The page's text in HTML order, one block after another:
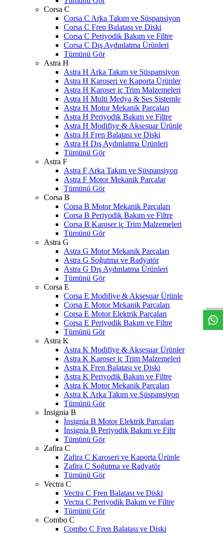
Corsa C
Corsa C Arka Takım ve Süspansiyon
Corsa C Fren Balatası ve Diski
Corsa C Periyodik Bakım ve Filtre
Corsa C Dış Aydınlatma Ürünleri
Tümünü Gör
Astra H
Astra H Arka Takım ve Süspansiyon
Astra H Karoseri ve Kaporta Ürünler
Astra H Karoser iç Trim Malzemeleri
Astra H Multi Medya & Ses Sistemle
Astra H Motor Mekanik Parçaları
Astra H Periyodik Bakım ve Filtre
Astra H Modifiye & Aksesuar Ürünle
Astra H Fren Balatası ve Diski
Astra H Dış Aydınlatma Ürünleri
Tümünü Gör
Astra F
Astra F Arka Takım ve Süspansiyon
Astra F Motor Mekanik Parçalar
Tümünü Gör
Corsa B
Corsa B Motor Mekanik Parçaları
Corsa B Periyodik Bakım ve Filtre
Corsa B Karoser iç Trim Malzemeleri
Tümünü Gör
Astra G
Astra G Motor Mekanik Parçaları
Astra G Soğutma ve Radyatör
Astra G Dış Aydınlatma Ürünleri
Tümünü Gör
Corsa E
Corsa E Modifiye & Aksesuar Ürünle
Corsa E Motor Mekanik Parçaları
Corsa E Motor Elektrik Parçaları
Corsa E Periyodik Bakım ve Filtre
Tümünü Gör
Astra K
Astra K Modifiye & Aksesuar Ürünler
Astra K Karoser iç Trim Malzemeleri
Astra K Fren Balatası ve Diski
Astra K Periyodik Bakım ve Filtre
Astra K Motor Mekanik Parçaları
Astra K Arka Takım ve Süspansiyon
Tümünü Gör
İnsignia B
İnsignia B Motor Elektrik Parçaları
İnsignia B Periyodik Bakım ve Filtr
Tümünü Gör
Zafira C
Zafira C Karoseri ve Kaporta Ürünle
Zafira C Soğutma ve Radyatör
Tümünü Gör
Vectra C
Vectra C Fren Balatası ve Diski
Vectra C Periyodik Bakım ve Filtre
Tümünü Gör
Combo C
Combo C Fren Balatası ve Diski